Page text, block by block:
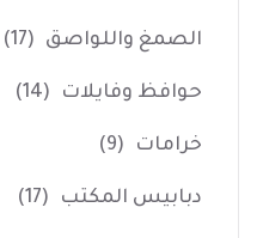
الصمغ واللواصق (17)
حوافظ وفايلات (14)
خرامات (9)
دبابيس المكتب (17)